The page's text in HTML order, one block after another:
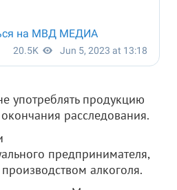
употреблять продукцию
расследования.
предпринимателя,
алкоголя.